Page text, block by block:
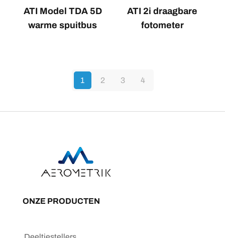
ATI Model TDA 5D
warme spuitbus
ATI 2i draagbare
fotometer
1 2 3 4
ONZE PRODUCTEN